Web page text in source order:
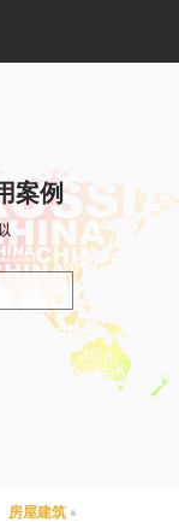
案例
房屋建筑